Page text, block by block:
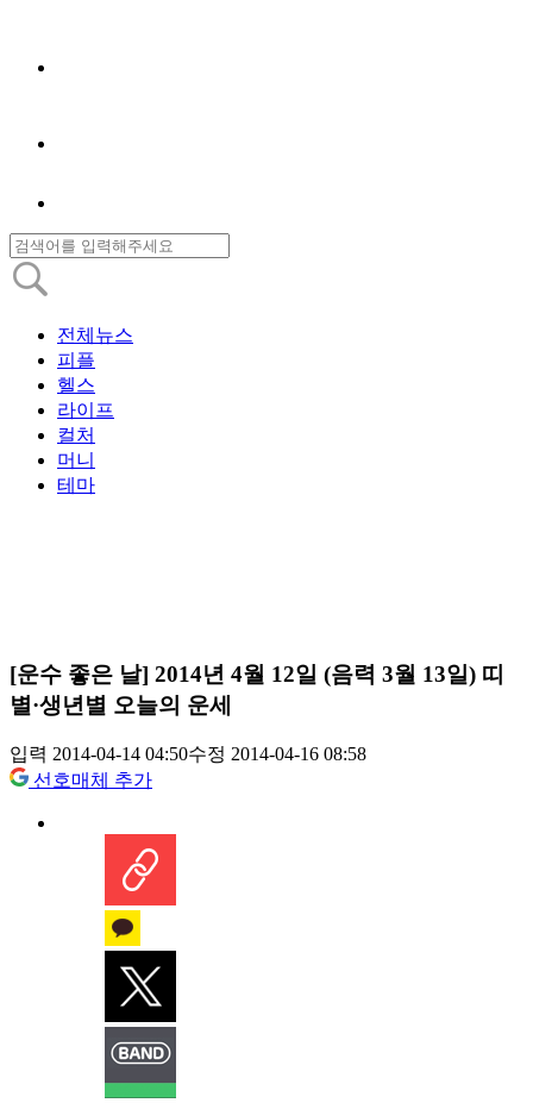
전체뉴스
피플
헬스
라이프
컬처
머니
테마
[운수 좋은 날] 2014년 4월 12일 (음력 3월 13일) 띠
별·생년별 오늘의 운세
입력 2014-04-14 04:50수정 2014-04-16 08:58
선호매체 추가